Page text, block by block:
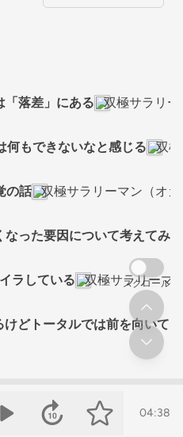
04:38
「落差」にある 双極サラリ
何もできないなと感じる 双
の話 双極サラリーマン（オ
った要因について考えてみた
ラしている 双極サラリーマ
どトータルでは前を向いて
スクロール